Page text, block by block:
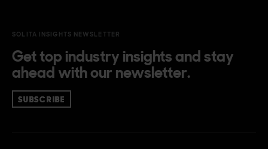
SOLITA INSIGHTS NEWSLETTER
Get top industry insights and stay
ahead with our newsletter.
SUBSCRIBE